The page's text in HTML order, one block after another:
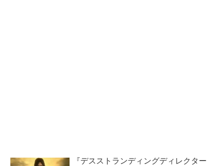
『デスストランディングディレクター